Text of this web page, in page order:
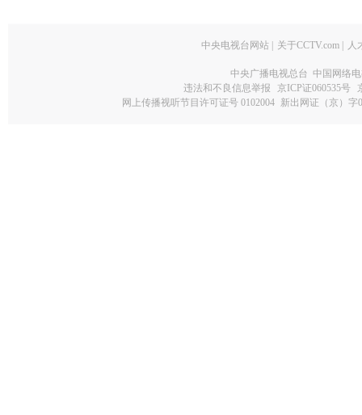
中央电视台网站 关于CCTV.com 人
中央广播电视总台 中国网络
违法和不良信息举报
京ICP证060535号
网上传播视听节目许可证号 0102004 新出网证（京）